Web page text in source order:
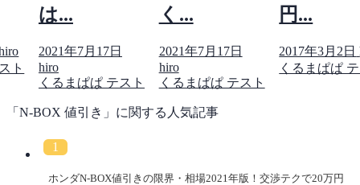
ト
は...
2021年7月17日
hiro
くるまぱぱ テスト
く...
2021年7月17日
hiro
くるまぱぱ テスト
円...
2017年3月2日
くるまぱぱ
「N-BOX 値引き」に関する人気記事
ホンダN-BOX値引きの限界・相場2021年版！交渉テクで20万円